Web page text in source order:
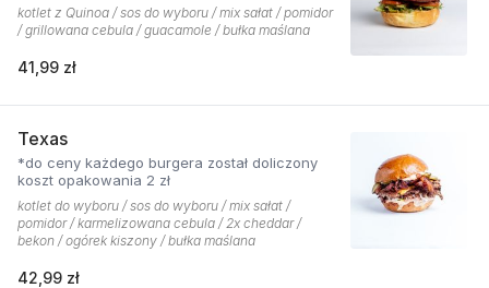
kotlet z Quinoa / sos do wyboru / mix sałat / pomidor
/ grillowana cebula / guacamole / bułka maślana
41,99 zł
Texas
*do ceny każdego burgera został doliczony
koszt opakowania 2 zł
kotlet do wyboru / sos do wyboru / mix sałat /
pomidor / karmelizowana cebula / 2x cheddar /
bekon / ogórek kiszony / bułka maślana
42,99 zł